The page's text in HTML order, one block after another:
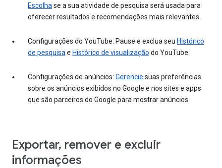
Escolha se a sua atividade de pesquisa será usada para
oferecer resultados e recomendações mais relevantes.
Configurações do YouTube: Pause e exclua seu Histórico
de pesquisa e Histórico de visualização do YouTube.
Configurações de anúncios: Gerencie suas preferências
sobre os anúncios exibidos no Google e nos sites e apps
que são parceiros do Google para mostrar anúncios.
Exportar, remover e excluir
informações